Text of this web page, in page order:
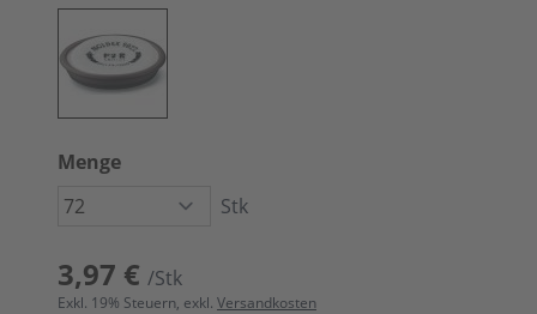
Menge
Stk
3,97 € /Stk
Exkl. 19% Steuern, exkl. Versandkosten